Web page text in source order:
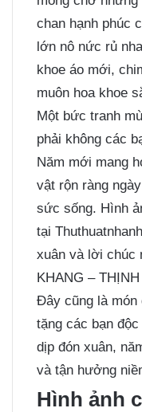
chan hạnh phúc
lớn nô nức rủ
khoe áo mới,
muôn hoa khoe
Một bức tranh
phải không các
Năm mới mang
vật rộn ràng
sức sống. Hình
tại
xuân và lời chúc
KHANG –
Đây cũng là món
tặng các bạn
dịp đón xuân,
và tận hưởng
Hình ảnh